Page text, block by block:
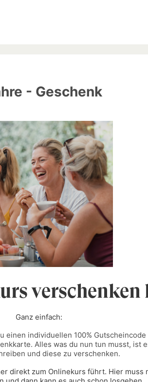
- Geschenk
Ganz einfach:
einen individuellen 100%
Alles was du nun tun musst, ist
und diese zu verschenken.
direkt zum Onlinekurs führt. Hier muss